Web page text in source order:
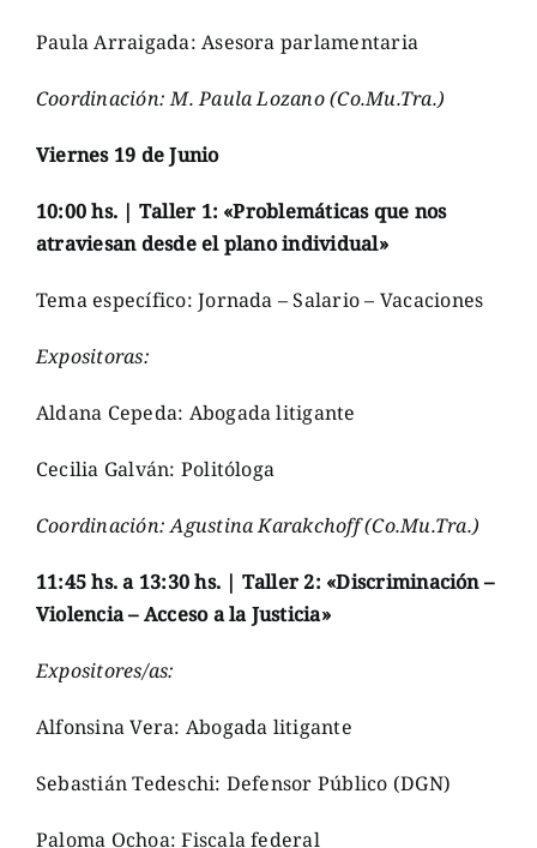
Paula Arraigada: Asesora parlamentaria
Coordinación: M. Paula Lozano (Co.Mu.Tra.)
Viernes 19 de Junio
10:00 hs. | Taller 1: «Problemáticas que nos
atraviesan desde el plano individual»
Tema específico: Jornada – Salario – Vacaciones
Expositoras:
Aldana Cepeda: Abogada litigante
Cecilia Galván: Politóloga
Coordinación: Agustina Karakchoff (Co.Mu.Tra.)
11:45 hs. a 13:30 hs. | Taller 2: «Discriminación –
Violencia – Acceso a la Justicia»
Expositores/as:
Alfonsina Vera: Abogada litigante
Sebastián Tedeschi: Defensor Público (DGN)
Paloma Ochoa: Fiscala federal